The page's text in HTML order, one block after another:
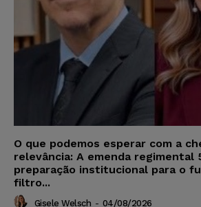
O que podemos esperar com a
relevância: A emenda regimental
preparação institucional para o
filtro...
Gisele Welsch - 04/08/2026